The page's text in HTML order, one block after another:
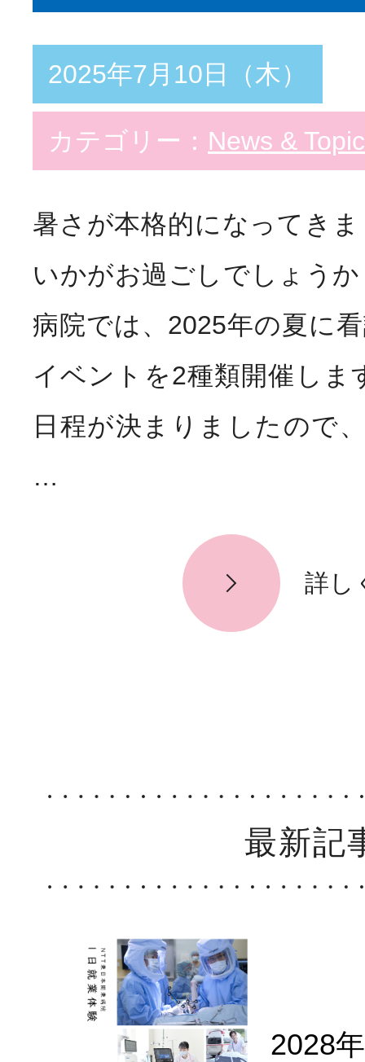
教育支援体制
看護部の取り組み
勤務・福利厚生
インターンシップ
病院説明会
2025年7月10日（木）
カテゴリー： News &
暑さが本格的になってき
いかがお過ごしでしょう
病院では、2025年の夏に
イベントを2種類開催しま
日程が決まりましたので
…
詳し
最新記
2028